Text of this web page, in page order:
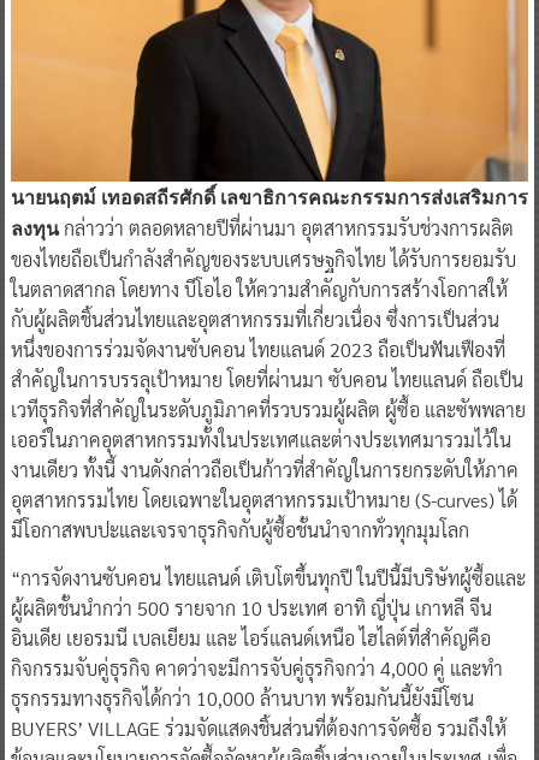
นายนฤตม์ เทอดสถีรศักดิ์ เลขาธิการคณะกรรมการส่งเสริมการ
ลงทุนกล่าวว่า ตลอดหลายปีที่ผ่านมา อุตสาหกรรมรับช่วงการผลิต
ของไทยถือเป็นกำลังสำคัญของระบบเศรษฐกิจไทย ได้รับการยอมรับ
ในตลาดสากล โดยทาง บีโอไอ ให้ความสำคัญกับการสร้างโอกาสให้
กับผู้ผลิตชิ้นส่วนไทยและอุตสาหกรรมที่เกี่ยวเนื่อง ซึ่งการเป็นส่วน
หนึ่งของการร่วมจัดงานซับคอน ไทยแลนด์ 2023 ถือเป็นฟันเฟืองที่
สำคัญในการบรรลุเป้าหมาย โดยที่ผ่านมา ซับคอน ไทยแลนด์ ถือเป็น
เวทีธุรกิจที่สำคัญในระดับภูมิภาคที่รวบรวมผู้ผลิต ผู้ซื้อ และซัพพลาย
เออร์ในภาคอุตสาหกรรมทั้งในประเทศและต่างประเทศมารวมไว้ใน
งานเดียว ทั้งนี้ งานดังกล่าวถือเป็นก้าวที่สำคัญในการยกระดับให้ภาค
อุตสาหกรรมไทย โดยเฉพาะในอุตสาหกรรมเป้าหมาย (S-curves) ได้
มีโอกาสพบปะและเจรจาธุรกิจกับผู้ซื้อชั้นนำจากทั่วทุกมุมโลก
“การจัดงานซับคอน ไทยแลนด์ เติบโตขึ้นทุกปี ในปีนี้มีบริษัทผู้ซื้อและ
ผู้ผลิตชั้นนำกว่า 500 รายจาก 10 ประเทศ อาทิ ญี่ปุ่น เกาหลี จีน
อินเดีย เยอรมนี เบลเยียม และ ไอร์แลนด์เหนือ ไฮไลต์ที่สำคัญคือ
กิจกรรมจับคู่ธุรกิจ คาดว่าจะมีการจับคู่ธุรกิจกว่า 4,000 คู่ และทำ
ธุรกรรมทางธุรกิจได้กว่า 10,000 ล้านบาท พร้อมกันนี้ยังมีโซน
BUYERS’ VILLAGE ร่วมจัดแสดงชิ้นส่วนที่ต้องการจัดซื้อ รวมถึงให้